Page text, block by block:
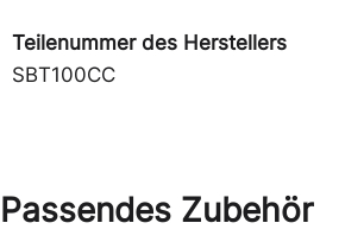
Teilenummer des Herstellers
SBT100CC
Passendes Zubehör